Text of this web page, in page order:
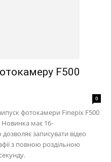
F500
0
фотокамери Finepix F500
Новинка має 16-
записувати відео
з повною роздільною